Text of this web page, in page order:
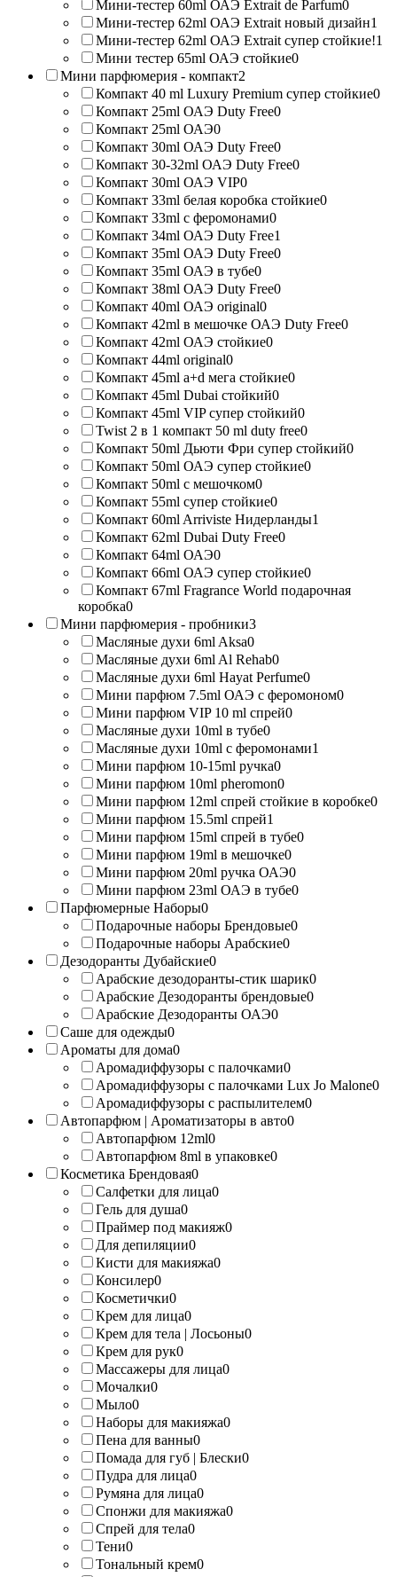
Мини-тестер 60ml ОАЭ Extrait de Parfum0
Мини-тестер 62ml ОАЭ Extrait новый дизайн1
Мини-тестер 62ml ОАЭ Extrait супер стойкие!1
Мини тестер 65ml ОАЭ стойкие0
Мини парфюмерия - компакт2
Компакт 40 ml Luxury Premium супер стойкие0
Компакт 25ml ОАЭ Duty Free0
Компакт 25ml ОАЭ0
Компакт 30ml ОАЭ Duty Free0
Компакт 30-32ml ОАЭ Duty Free0
Компакт 30ml ОАЭ VIP0
Компакт 33ml белая коробка стойкие0
Компакт 33ml с феромонами0
Компакт 34ml ОАЭ Duty Free1
Компакт 35ml ОАЭ Duty Free0
Компакт 35ml ОАЭ в тубе0
Компакт 38ml ОАЭ Duty Free0
Компакт 40ml ОАЭ original0
Компакт 42ml в мешочке ОАЭ Duty Free0
Компакт 42ml ОАЭ стойкие0
Компакт 44ml original0
Компакт 45ml a+d мега стойкие0
Компакт 45ml Dubai стойкий0
Компакт 45ml VIP супер стойкий0
Twist 2 в 1 компакт 50 ml duty free0
Компакт 50ml Дьюти Фри супер стойкий0
Компакт 50ml ОАЭ супер стойкие0
Компакт 50ml с мешочком0
Компакт 55ml супер стойкие0
Компакт 60ml Arriviste Нидерланды1
Компакт 62ml Dubai Duty Free0
Компакт 64ml ОАЭ0
Компакт 66ml ОАЭ супер стойкие0
Компакт 67ml Fragrance World подарочная
коробка0
Мини парфюмерия - пробники3
Масляные духи 6ml Aksa0
Масляные духи 6ml Al Rehab0
Масляные духи 6ml Hayat Perfume0
Мини парфюм 7.5ml ОАЭ с феромоном0
Мини парфюм VIP 10 ml спрей0
Масляные духи 10ml в тубе0
Масляные духи 10ml с феромонами1
Мини парфюм 10-15ml ручка0
Мини парфюм 10ml pheromon0
Мини парфюм 12ml спрей стойкие в коробке0
Мини парфюм 15.5ml спрей1
Мини парфюм 15ml спрей в тубе0
Мини парфюм 19ml в мешочке0
Мини парфюм 20ml ручка ОАЭ0
Мини парфюм 23ml ОАЭ в тубе0
Парфюмерные Наборы0
Подарочные наборы Брендовые0
Подарочные наборы Арабские0
Дезодоранты Дубайские0
Арабские дезодоранты-стик шарик0
Арабские Дезодоранты брендовые0
Арабские Дезодоранты ОАЭ0
Саше для одежды0
Ароматы для дома0
Аромадиффузоры с палочками0
Аромадиффузоры с палочками Lux Jo Malone0
Аромадиффузоры с распылителем0
Автопарфюм | Ароматизаторы в авто0
Автопарфюм 12ml0
Автопарфюм 8ml в упаковке0
Косметика Брендовая0
Салфетки для лица0
Гель для душа0
Праймер под макияж0
Для депиляции0
Кисти для макияжа0
Консилер0
Косметички0
Крем для лица0
Крем для тела | Лосьоны0
Крем для рук0
Массажеры для лица0
Мочалки0
Мыло0
Наборы для макияжа0
Пена для ванны0
Помада для губ | Блески0
Пудра для лица0
Румяна для лица0
Спонжи для макияжа0
Спрей для тела0
Тени0
Тональный крем0